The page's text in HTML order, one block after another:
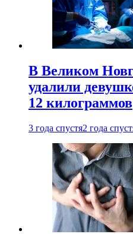
В Великом
удалили
12 килограммов
3 года спустя2 года